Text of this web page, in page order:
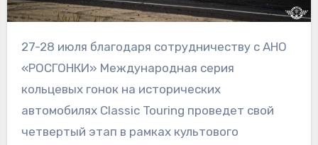
27-28 июля благодаря сотрудничеству с АНО
«РОСГОНКИ» Международная серия
кольцевых гонок на исторических
автомобилях Classic Touring проведет свой
четвертый этап в рамках культового